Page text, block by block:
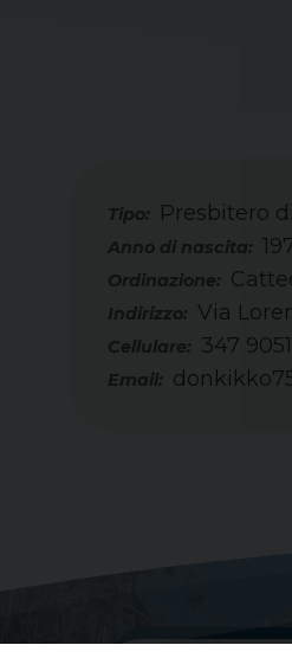
Tipo:
Presbitero
Cellulare: 347
Email:
Via